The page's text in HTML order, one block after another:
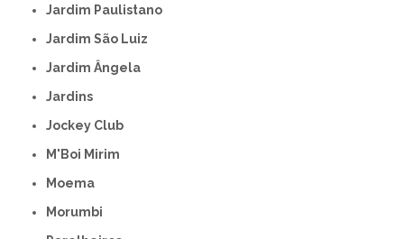
Jardim Paulistano
Jardim São Luiz
Jardim Ângela
Jardins
Jockey Club
M'Boi Mirim
Moema
Morumbi